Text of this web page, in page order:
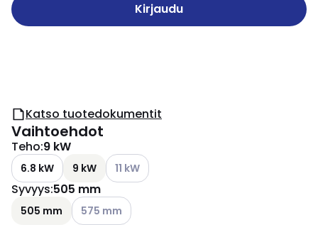
Kirjaudu
Katso tuotedokumentit
Vaihtoehdot
Teho:9 kW
6.8 kW 9 kW Katso käytettävissä olevat vaihtoehdot
11 kW
Syvyys:505 mm
505 mm Katso käytettävissä olevat vaihtoehdot
575 mm